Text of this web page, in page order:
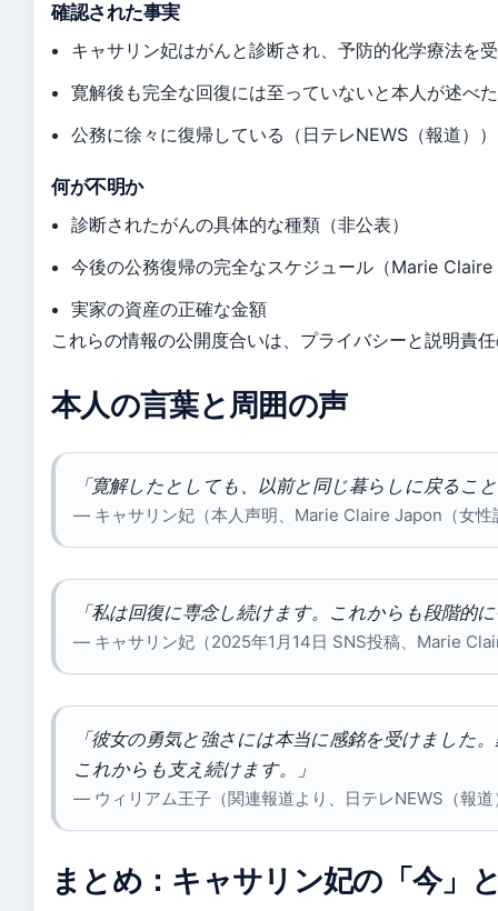
確認された事実
キャサリン妃はがんと診断され、予防的化学療法を
寛解後も完全な回復には至っていないと本人が述べ
公務に徐々に復帰している（日テレNEWS（報道））
何が不明か
診断されたがんの具体的な種類（非公表）
今後の公務復帰の完全なスケジュール（Marie
実家の資産の正確な金額
これらの情報の公開度合いは、プライバシーと説明責
本人の言葉と周囲の声
「寛解したとしても、以前と同じ暮らしに戻るこ
— キャサリン妃（本人声明、Marie Claire Japon（女性
「私は回復に専念し続けます。これからも段階的
— キャサリン妃（2025年1月14日 SNS投稿、Marie
「彼女の勇気と強さには本当に感銘を受けました
これからも支え続けます。」
— ウィリアム王子（関連報道より、日テレNEWS（報道
まとめ：キャサリン妃の「今」